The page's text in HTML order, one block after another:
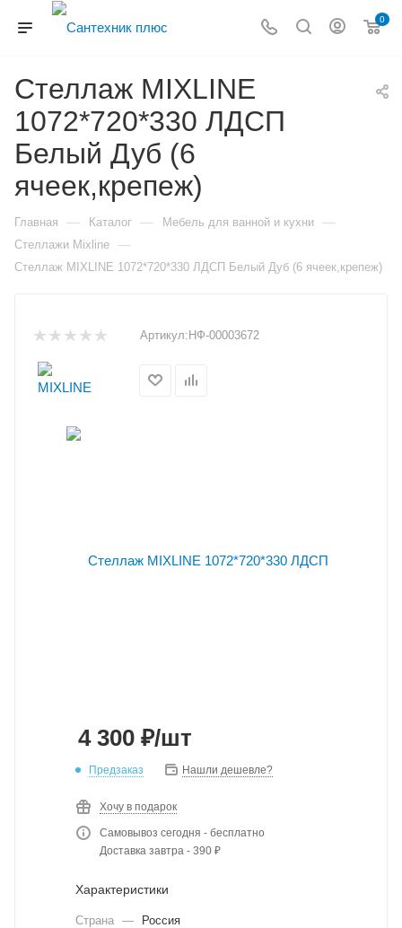
0
Стеллаж MIXLINE
1072*720*330 ЛДСП
Белый Дуб (6
ячеек,крепеж)
Главная — Каталог — Мебель для ванной и кухни —
Стеллажи Mixline —
Стеллаж MIXLINE 1072*720*330 ЛДСП Белый Дуб (6 ячеек,крепеж)
Артикул: НФ-00003672
4 300 ₽/шт
Предзаказ Нашли дешевле?
Хочу в подарок
Самовывоз сегодня - бесплатно
Доставка завтра - 390 ₽
Характеристики
Страна —
Россия